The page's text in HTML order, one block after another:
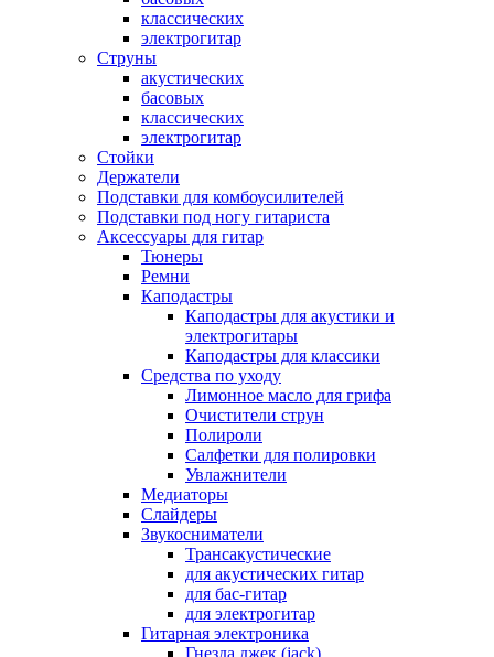
классических
электрогитар
Струны
акустических
басовых
классических
электрогитар
Стойки
Держатели
Подставки для комбоусилителей
Подставки под ногу гитариста
Аксессуары для гитар
Тюнеры
Ремни
Каподастры
Каподастры для акустики и
электрогитары
Каподастры для классики
Средства по уходу
Лимонное масло для грифа
Очистители струн
Полироли
Салфетки для полировки
Увлажнители
Медиаторы
Слайдеры
Звукосниматели
Трансакустические
для акустических гитар
для бас-гитар
для электрогитар
Гитарная электроника
Гнезда джек (jack)